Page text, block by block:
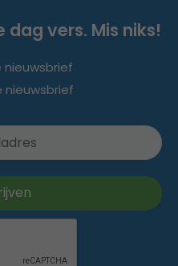
vers. Mis niks!
nieuwsbrief
nieuwsbrief